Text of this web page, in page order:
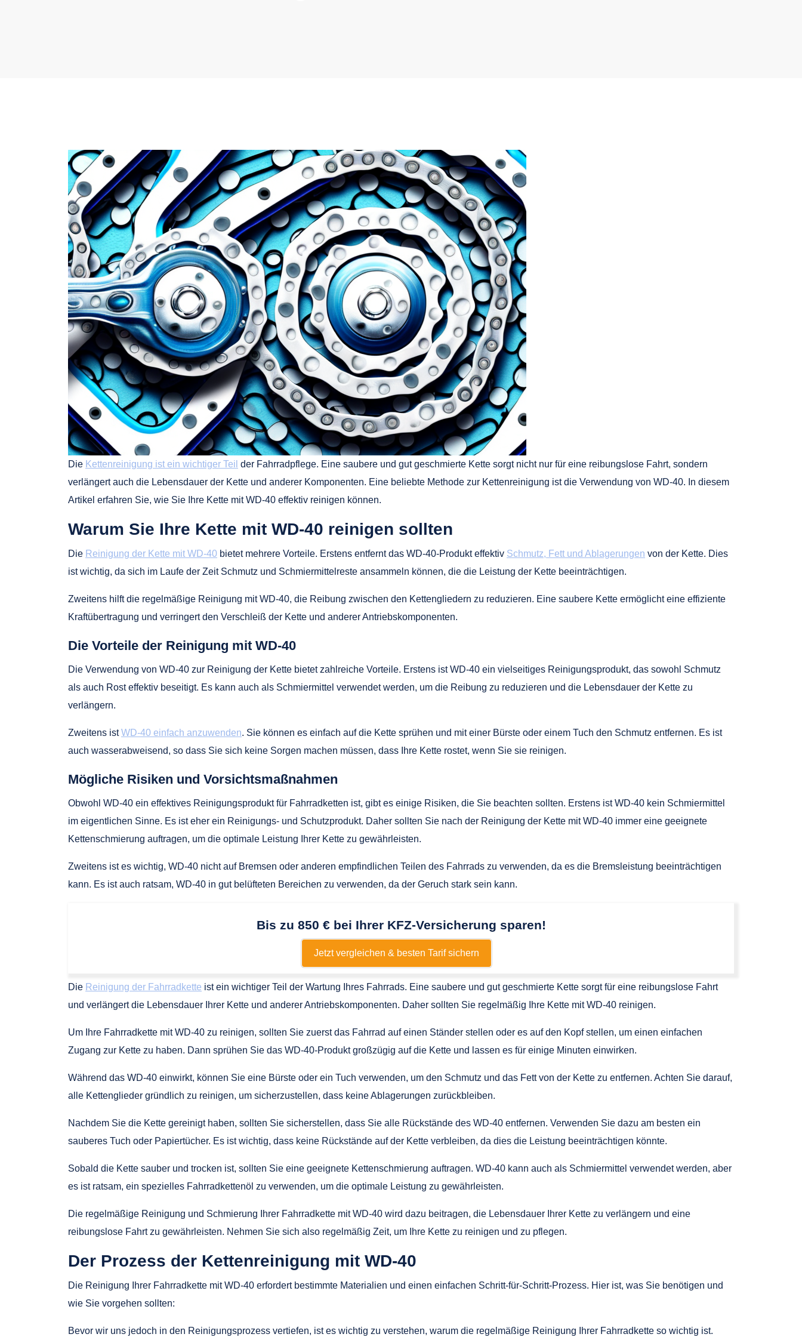
Die Kettenreinigung ist ein wichtiger Teil der Fahrradpflege. Eine saubere und gut geschmierte Kette sorgt nicht nur für eine reibungslose Fahrt, sondern
verlängert auch die Lebensdauer der Kette und anderer Komponenten. Eine beliebte Methode zur Kettenreinigung ist die Verwendung von WD-40. In diesem
Artikel erfahren Sie, wie Sie Ihre Kette mit WD-40 effektiv reinigen können.
Warum Sie Ihre Kette mit WD-40 reinigen sollten
Die Reinigung der Kette mit WD-40 bietet mehrere Vorteile. Erstens entfernt das WD-40-Produkt effektiv Schmutz, Fett und Ablagerungen von der Kette. Dies
ist wichtig, da sich im Laufe der Zeit Schmutz und Schmiermittelreste ansammeln können, die die Leistung der Kette beeinträchtigen.
Zweitens hilft die regelmäßige Reinigung mit WD-40, die Reibung zwischen den Kettengliedern zu reduzieren. Eine saubere Kette ermöglicht eine effiziente
Kraftübertragung und verringert den Verschleiß der Kette und anderer Antriebskomponenten.
Die Vorteile der Reinigung mit WD-40
Die Verwendung von WD-40 zur Reinigung der Kette bietet zahlreiche Vorteile. Erstens ist WD-40 ein vielseitiges Reinigungsprodukt, das sowohl Schmutz
als auch Rost effektiv beseitigt. Es kann auch als Schmiermittel verwendet werden, um die Reibung zu reduzieren und die Lebensdauer der Kette zu
verlängern.
Zweitens istWD-40 einfach anzuwenden. Sie können es einfach auf die Kette sprühen und mit einer Bürste oder einem Tuch den Schmutz entfernen. Es ist
auch wasserabweisend, so dass Sie sich keine Sorgen machen müssen, dass Ihre Kette rostet, wenn Sie sie reinigen.
Mögliche Risiken und Vorsichtsmaßnahmen
Obwohl WD-40 ein effektives Reinigungsprodukt für Fahrradketten ist, gibt es einige Risiken, die Sie beachten sollten. Erstens ist WD-40 kein Schmiermittel
im eigentlichen Sinne. Es ist eher ein Reinigungs- und Schutzprodukt. Daher sollten Sie nach der Reinigung der Kette mit WD-40 immer eine geeignete
Kettenschmierung auftragen, um die optimale Leistung Ihrer Kette zu gewährleisten.
Zweitens ist es wichtig, WD-40 nicht auf Bremsen oder anderen empfindlichen Teilen des Fahrrads zu verwenden, da es die Bremsleistung beeinträchtigen
kann. Es ist auch ratsam, WD-40 in gut belüfteten Bereichen zu verwenden, da der Geruch stark sein kann.
Bis zu 850 € bei Ihrer KFZ-Versicherung sparen!
Jetzt vergleichen & besten Tarif sichern
Die Reinigung der Fahrradkette ist ein wichtiger Teil der Wartung Ihres Fahrrads. Eine saubere und gut geschmierte Kette sorgt für eine reibungslose Fahrt
und verlängert die Lebensdauer Ihrer Kette und anderer Antriebskomponenten. Daher sollten Sie regelmäßig Ihre Kette mit WD-40 reinigen.
Um Ihre Fahrradkette mit WD-40 zu reinigen, sollten Sie zuerst das Fahrrad auf einen Ständer stellen oder es auf den Kopf stellen, um einen einfachen
Zugang zur Kette zu haben. Dann sprühen Sie das WD-40-Produkt großzügig auf die Kette und lassen es für einige Minuten einwirken.
Während das WD-40 einwirkt, können Sie eine Bürste oder ein Tuch verwenden, um den Schmutz und das Fett von der Kette zu entfernen. Achten Sie darauf,
alle Kettenglieder gründlich zu reinigen, um sicherzustellen, dass keine Ablagerungen zurückbleiben.
Nachdem Sie die Kette gereinigt haben, sollten Sie sicherstellen, dass Sie alle Rückstände des WD-40 entfernen. Verwenden Sie dazu am besten ein
sauberes Tuch oder Papiertücher. Es ist wichtig, dass keine Rückstände auf der Kette verbleiben, da dies die Leistung beeinträchtigen könnte.
Sobald die Kette sauber und trocken ist, sollten Sie eine geeignete Kettenschmierung auftragen. WD-40 kann auch als Schmiermittel verwendet werden, aber
es ist ratsam, ein spezielles Fahrradkettenöl zu verwenden, um die optimale Leistung zu gewährleisten.
Die regelmäßige Reinigung und Schmierung Ihrer Fahrradkette mit WD-40 wird dazu beitragen, die Lebensdauer Ihrer Kette zu verlängern und eine
reibungslose Fahrt zu gewährleisten. Nehmen Sie sich also regelmäßig Zeit, um Ihre Kette zu reinigen und zu pflegen.
Der Prozess der Kettenreinigung mit WD-40
Die Reinigung Ihrer Fahrradkette mit WD-40 erfordert bestimmte Materialien und einen einfachen Schritt-für-Schritt-Prozess. Hier ist, was Sie benötigen und
wie Sie vorgehen sollten:
Bevor wir uns jedoch in den Reinigungsprozess vertiefen, ist es wichtig zu verstehen, warum die regelmäßige Reinigung Ihrer Fahrradkette so wichtig ist.